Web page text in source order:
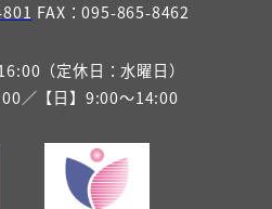
FAX：095-865-8462
（定休日：水曜日）
／【日】9:00～14:00